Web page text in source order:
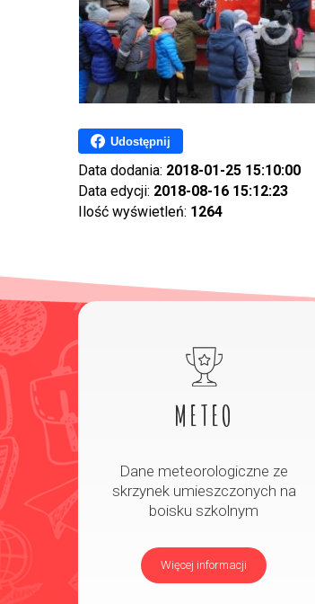
Udostępnij
Data dodania: 2018-01-25 15:10:00
Data edycji: 2018-08-16 15:12:23
Ilość wyświetleń: 1264
METEO
Dane meteorologiczne ze
skrzynek umieszczonych na
boisku szkolnym
Więcej informacji